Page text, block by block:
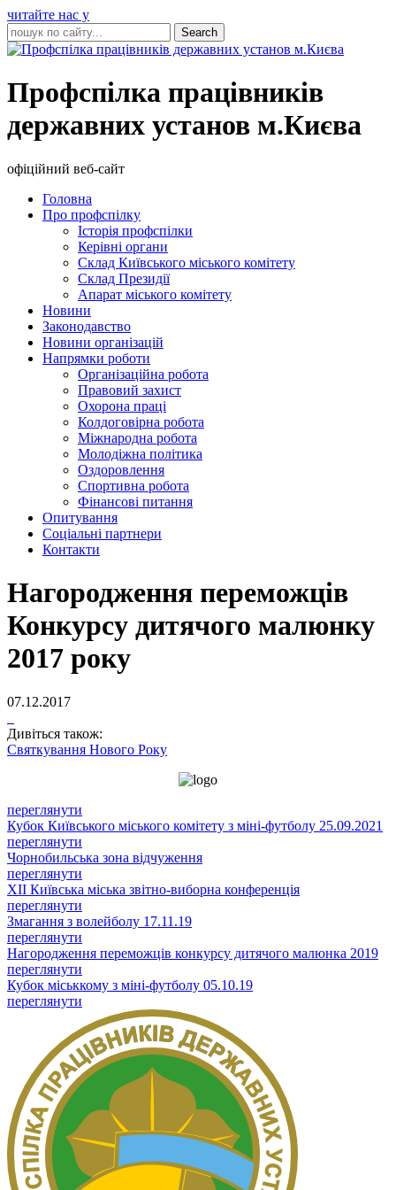
читайте нас у
Профспілка працівників
державних установ м.Києва
офіційний веб-сайт
Головна
Про профспілку
Історія профспілки
Керівні органи
Склад Київського міського комітету
Склад Президії
Апарат міського комітету
Новини
Законодавство
Новини організацій
Напрямки роботи
Організаційна робота
Правовий захист
Охорона праці
Колдоговірна робота
Міжнародна робота
Молодіжна політика
Оздоровлення
Спортивна робота
Фінансові питання
Опитування
Соціальні партнери
Контакти
Нагородження переможців
Конкурсу дитячого малюнку
2017 року
07.12.2017
Дивіться також:
Святкування Нового Року
переглянути
Кубок Київського міського комітету з міні-футболу 25.09.2021
переглянути
Чорнобильська зона відчуження
переглянути
XII Київська міська звітно-виборна конференція
переглянути
Змагання з волейболу 17.11.19
переглянути
Нагородження переможців конкурсу дитячого малюнка 2019
переглянути
Кубок міськкому з міні-футболу 05.10.19
переглянути